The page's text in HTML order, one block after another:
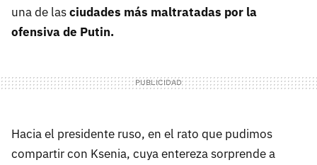
una de lasciudades más maltratadas por la
ofensiva de Putin.
Hacia el presidente ruso, en el rato que pudimos
compartir con Ksenia, cuya entereza sorprende a